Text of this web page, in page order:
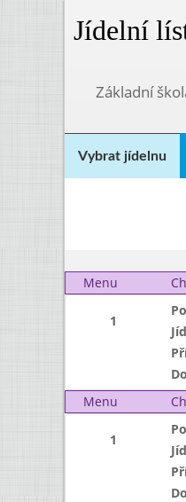
Jídelní
Základní
Vybrat jídelnu
Menu
1
Menu
1